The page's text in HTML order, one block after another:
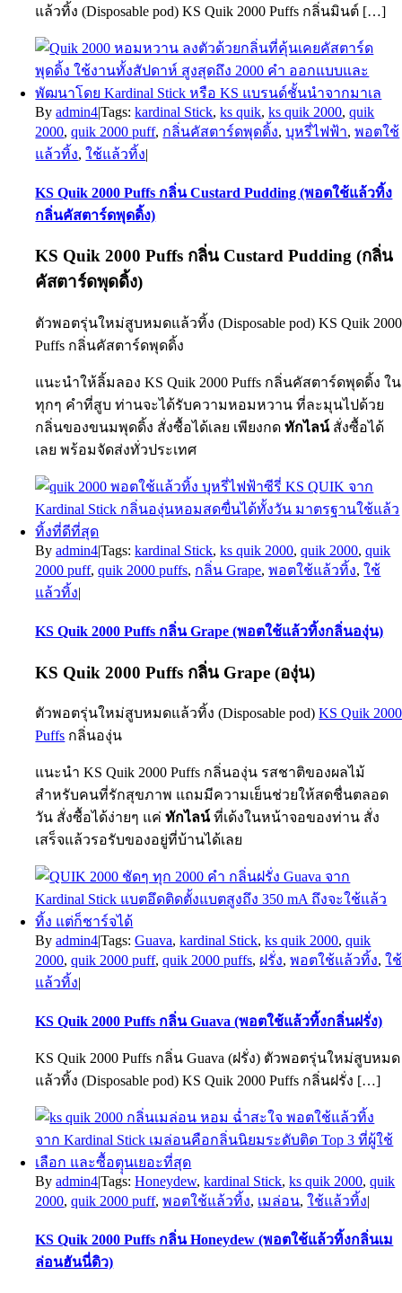
แล้วทิ้ง (Disposable pod) KS Quik 2000 Puffs กลิ่นมินต์ […]
Byadmin4|Tags:kardinal Stick,ks quik,ks quik 2000,quik
2000,quik 2000 puff, กลิ่นคัสตาร์ดพุดดิ้ง,บุหรี่ไฟฟ้า,พอตใช้
แล้วทิ้ง,ใช้แล้วทิ้ง|
KS Quik 2000 Puffs กลิ่น Custard Pudding (พอตใช้แล้วทิ้ง
กลิ่นคัสตาร์ดพุดดิ้ง)
KS Quik 2000 Puffs กลิ่น Custard Pudding (กลิ่น
คัสตาร์ดพุดดิ้ง)
ตัวพอตรุ่นใหม่สูบหมดแล้วทิ้ง (Disposable pod) KS Quik 2000
Puffs กลิ่นคัสตาร์ดพุดดิ้ง
แนะนำให้ลิ้มลอง KS Quik 2000 Puffs กลิ่นคัสตาร์ดพุดดิ้ง ใน
ทุกๆ คำที่สูบ ท่านจะได้รับความหอมหวาน ที่ละมุนไปด้วย
กลิ่นของขนมพุดดิ้ง สั่งซื้อได้เลย เพียงกดทักไลน์สั่งซื้อได้
เลย พร้อมจัดส่งทั่วประเทศ
Byadmin4|Tags:kardinal Stick,ks quik 2000,quik 2000,quik
2000 puff,quik 2000 puffs, กลิ่น Grape,พอตใช้แล้วทิ้ง,ใช้
แล้วทิ้ง|
KS Quik 2000 Puffs กลิ่น Grape (พอตใช้แล้วทิ้งกลิ่นองุ่น)
KS Quik 2000 Puffs กลิ่น Grape (องุ่น)
ตัวพอตรุ่นใหม่สูบหมดแล้วทิ้ง (Disposable pod) KS Quik 2000
Puffs กลิ่นองุ่น
แนะนำ KS Quik 2000 Puffs กลิ่นองุ่น รสชาติของผลไม้
สำหรับคนที่รักสุขภาพ แถมมีความเย็นช่วยให้สดชื่นตลอด
วัน สั่งซื้อได้ง่ายๆ แค่ทักไลน์ที่เด้งในหน้าจอของท่าน สั่ง
เสร็จแล้วรอรับของอยู่ที่บ้านได้เลย
Byadmin4|Tags:Guava,kardinal Stick,ks quik 2000,quik
2000,quik 2000 puff,quik 2000 puffs, ฝรั่ง,พอตใช้แล้วทิ้ง,ใช้
แล้วทิ้ง
KS Quik 2000 Puffs กลิ่น Guava (พอตใช้แล้วทิ้งกลิ่นฝรั่ง)
KS Quik 2000 Puffs กลิ่น Guava (ฝรั่ง) ตัวพอตรุ่นใหม่สูบหมด
แล้วทิ้ง (Disposable pod) KS Quik 2000 Puffs กลิ่นฝรั่ง […]
Byadmin4|Tags:Honeydew,kardinal Stick,ks quik 2000,quik
2000,quik 2000 puff,พอตใช้แล้วทิ้ง, เมล่อน,ใช้แล้วทิ้ง
KS Quik 2000 Puffs กลิ่น Honeydew (พอตใช้แล้วทิ้งกลิ่นเม
ล่อนฮันนี่ดิว)